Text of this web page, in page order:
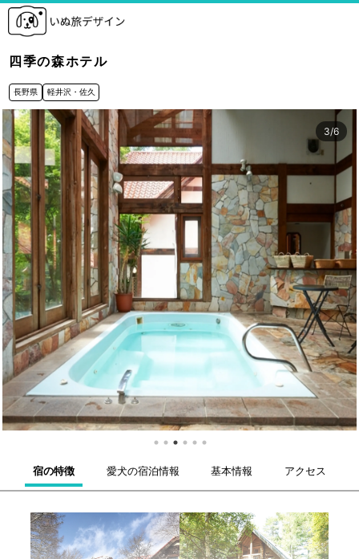
四季の森ホテル
長野県 軽井沢・佐久
3/6
宿の特徴 愛犬の宿泊情報 基本情報 アクセス